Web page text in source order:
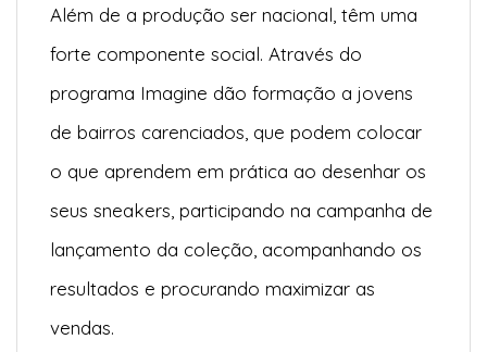
Além de a produção ser nacional, têm uma
forte componente social. Através do
programa Imagine dão formação a jovens
de bairros carenciados, que podem colocar
o que aprendem em prática ao desenhar os
seus sneakers, participando na campanha de
lançamento da coleção, acompanhando os
resultados e procurando maximizar as
vendas.